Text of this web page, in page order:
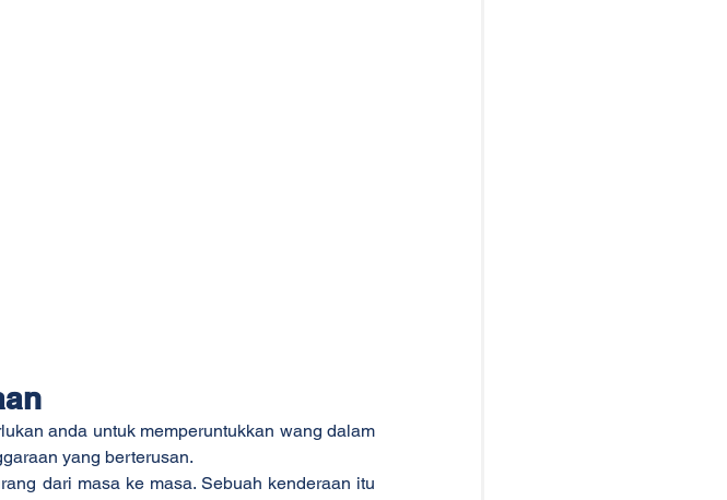
anda untuk memperuntukkan wang dalam
yang berterusan.
dari masa ke masa. Sebuah kenderaan itu